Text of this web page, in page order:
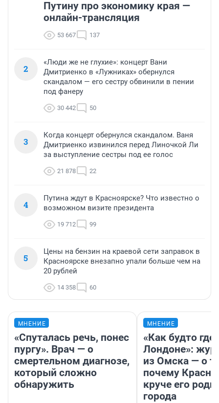
Путину про экономику края —
онлайн-трансляция
53 667 137
2
«Люди же не глухие»: концерт Вани
Дмитриенко в «Лужниках» обернулся
скандалом — его сестру обвинили в пении
под фанеру
30 442 50
3
Когда концерт обернулся скандалом. Ваня
Дмитриенко извинился перед Линочкой Ли
за выступление сестры под ее голос
21 878 22
4
Путина ждут в Красноярске? Что известно о
возможном визите президента
19 712 99
5
Цены на бензин на краевой сети заправок в
Красноярске внезапно упали больше чем на
20 рублей
14 358 60
МНЕНИЕ
«Спуталась речь, понес
пургу». Врач — о
смертельном диагнозе,
который сложно
обнаружить
МНЕНИЕ
«Как будто
Лондоне»:
из Омска — о
почему
круче его
города